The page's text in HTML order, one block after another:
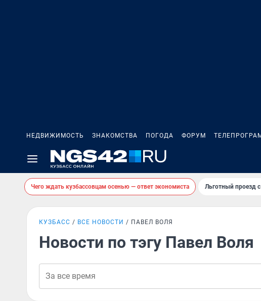
НЕДВИЖИМОСТЬ ЗНАКОМСТВА ПОГОДА ФОРУМ
Чего ждать кузбассовцам осенью — ответ экономиста Льготный проезд
КУЗБАСС ВСЕ НОВОСТИ ПАВЕЛ ВОЛЯ
Новости по тэгу Павел Воля